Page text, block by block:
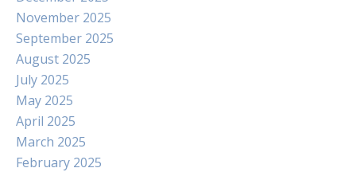
November 2025
September 2025
August 2025
July 2025
May 2025
April 2025
March 2025
February 2025